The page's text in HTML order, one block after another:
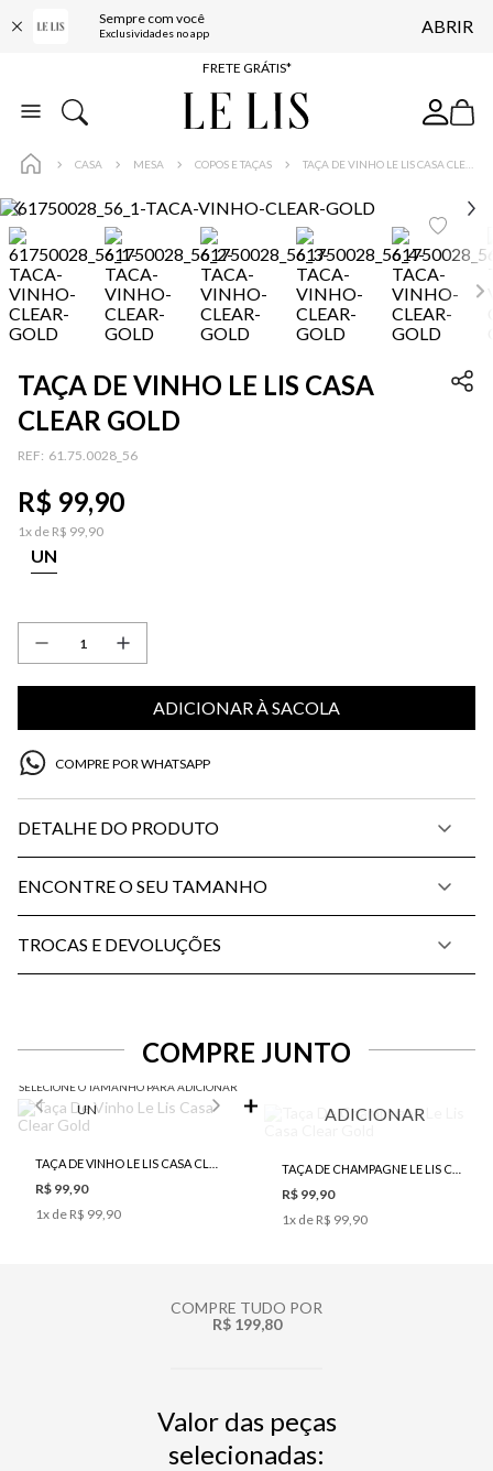
Sempre com você
Exclusividades no app ABRIR
ENTREGA EXPRESSA*
FRETE GRÁTIS*
BAIXE O APP
CASA MESA COPOS E TAÇAS
TAÇA DE VINHO LE LIS CASA
CLEAR GOLD
: 61.75.0028_56
R$ 99,90
1x de R$ 99,90
UN
ADICIONAR À SACOLA
COMPRE POR WHATSAPP
DETALHE DO PRODUTO
ENCONTRE O SEU TAMANHO
TROCAS E DEVOLUÇÕES
COMPRE JUNTO
SELECIONE O TAMANHO PARA ADICIONAR
UN
R$ 99,90
1x de R$ 99,90
ADICIONAR
R$ 99,90
1x de R$ 99,90
COMPRE TUDO POR
R$ 199,80
Valor das peças
selecionadas: